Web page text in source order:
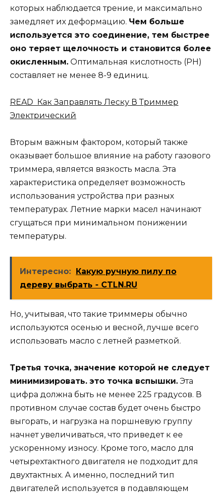
которых наблюдается трение, и максимально
замедляет их деформацию. Чем больше
используется это соединение, тем быстрее
оно теряет щелочность и становится более
окисленным. Оптимальная кислотность (PH)
составляет не менее 8-9 единиц.
READ Как Заправлять Леску В Триммер
Электрический
Вторым важным фактором, который также
оказывает большое влияние на работу газового
триммера, является вязкость масла. Эта
характеристика определяет возможность
использования устройства при разных
температурах. Летние марки масел начинают
сгущаться при минимальном понижении
температуры.
Интересно: Какую ручную пилу по
дереву выбрать - CTLN.RU
Но, учитывая, что такие триммеры обычно
используются осенью и весной, лучше всего
использовать масло с летней разметкой.
Третья точка, значение которой не следует
минимизировать. это точка вспышки. Эта
цифра должна быть не менее 225 градусов. В
противном случае состав будет очень быстро
выгорать, и нагрузка на поршневую группу
начнет увеличиваться, что приведет к ее
ускоренному износу. Кроме того, масло для
четырехтактного двигателя не подходит для
двухтактных. А именно, последний тип
двигателей используется в подавляющем